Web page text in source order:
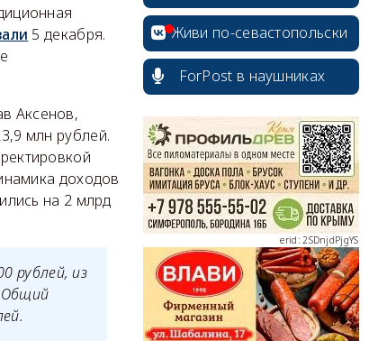
5 декабря.
Аксенов,
млн рублей.
доходов
на 2 млрд
рублей, из
Общий
Живи по-севастопольски
ForPost в наушниках
erid: 2SDnjcrDNw6
erid: 2SDnjdPjgYS